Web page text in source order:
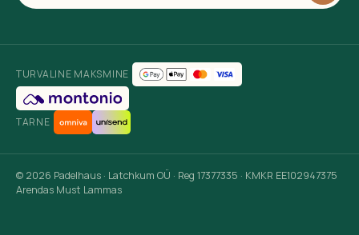
TURVALINE MAKSMINE
TARNE
© 2026 Padelhaus · Latchkum OÜ · Reg 17377335 · KMKR EE102947375
Arendas Must Lammas